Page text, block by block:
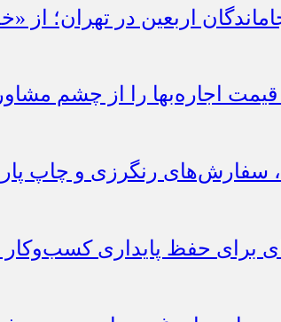
اربعین در تهران؛ از
اجاره‌بها را از چشم
سفارش‌های رنگرزی و چاپ
برای حفظ پایداری